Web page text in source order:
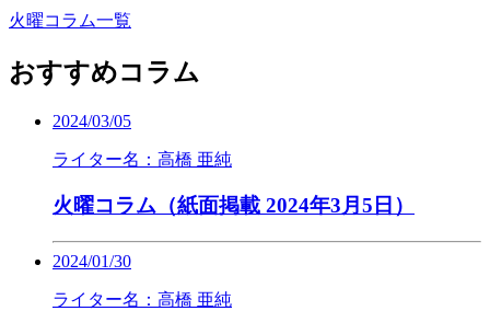
火曜コラム一覧
おすすめコラム
2024/03/05
ライター名：高橋 亜純
火曜コラム（紙面掲載 2024年3月5日）
2024/01/30
ライター名：高橋 亜純